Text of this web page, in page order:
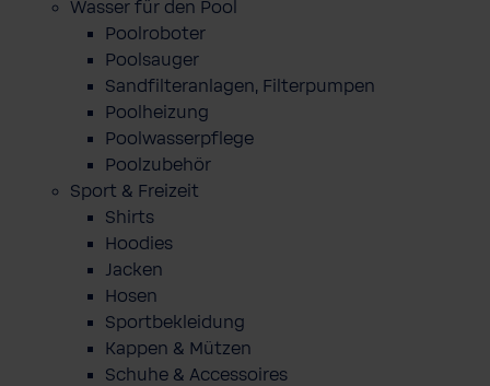
Wasser für den Pool
Poolroboter
Poolsauger
Sandfilteranlagen, Filterpumpen
Poolheizung
Poolwasserpflege
Poolzubehör
Sport & Freizeit
Shirts
Hoodies
Jacken
Hosen
Sportbekleidung
Kappen & Mützen
Schuhe & Accessoires